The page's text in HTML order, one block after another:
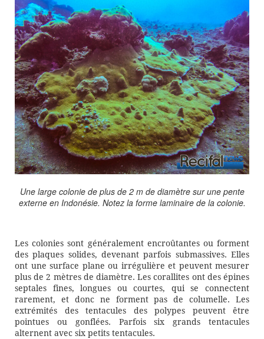
Une large colonie de plus de 2 m de diamètre sur une pente
externe en Indonésie. Notez la forme laminaire de la colonie.
Les colonies sont généralement encroûtantes ou forment
des plaques solides, devenant parfois submassives. Elles
ont une surface plane ou irrégulière et peuvent mesurer
plus de 2 mètres de diamètre. Les corallites ont des épines
septales fines, longues ou courtes, qui se connectent
rarement, et donc ne forment pas de columelle. Les
extrémités des tentacules des polypes peuvent être
pointues ou gonflées. Parfois six grands tentacules
alternent avec six petits tentacules.